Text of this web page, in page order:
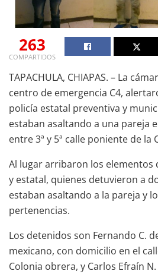
263
COMPARTIDOS
TAPACHULA, CHIAPAS. – La
centro de emergencia C4,
policía estatal preventiva y
estaban asaltando a una pareja
entre 3ª y 5ª calle poniente de la
Al lugar arribaron los elementos
y estatal, quienes detuvieron a
estaban asaltando a la pareja y
pertenencias.
Los detenidos son Fernando C.
mexicano, con domicilio en el
Colonia obrera, y Carlos Efraín